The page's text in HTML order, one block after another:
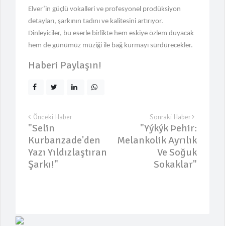
Elver’in güçlü vokalleri ve profesyonel prodüksiyon
detayları, şarkının tadını ve kalitesini artırıyor.
Dinleyiciler, bu eserle birlikte hem eskiye özlem duyacak
hem de günümüz müziği ile bağ kurmayı sürdürecekler.
Haberi Paylaşın!
Önceki Haber
"Selin
Kurbanzade'den
Yazı Yıldızlaştıran
Şarkı!"
Sonraki Haber
"Yýkýk Þehir:
Melankolik Ayrılık
Ve Soğuk
Sokaklar"